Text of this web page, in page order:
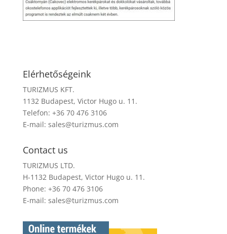
Elérhetőségeink
TURIZMUS KFT.
1132 Budapest, Victor Hugo u. 11.
Telefon: +36 70 476 3106
E-mail: sales@turizmus.com
Contact us
TURIZMUS LTD.
H-1132 Budapest, Victor Hugo u. 11.
Phone: +36 70 476 3106
E-mail: sales@turizmus.com